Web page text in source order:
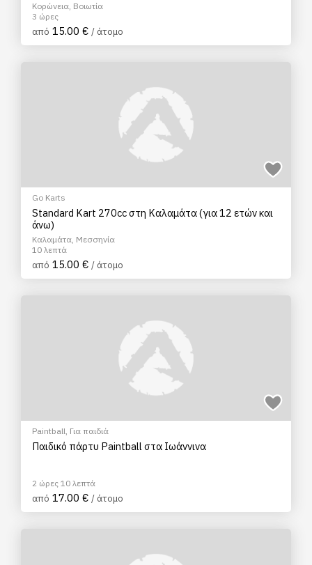
Κορώνεια, Βοιωτία
3 ώρες
από 15.00 € / άτομο
Go Karts
Standard Kart 270cc στη Καλαμάτα (για 12 ετών και
άνω)
Καλαμάτα, Μεσσηνία
10 λεπτά
από 15.00 € / άτομο
Paintball, Για παιδιά
Παιδικό πάρτυ Paintball στα Ιωάννινα
2 ώρες 10 λεπτά
από 17.00 € / άτομο